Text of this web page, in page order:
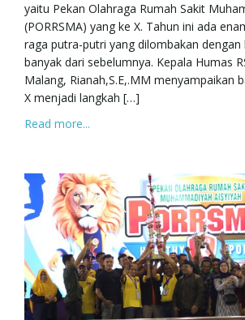
yaitu Pekan Olahraga Rumah Sakit
(PORRSMA) yang ke X. Tahun ini ada
raga putra-putri yang dilombakan dengan
banyak dari sebelumnya. Kepala Humas
Malang, Rianah,S.E,.MM menyampaikan
X menjadi langkah […]
Read more...